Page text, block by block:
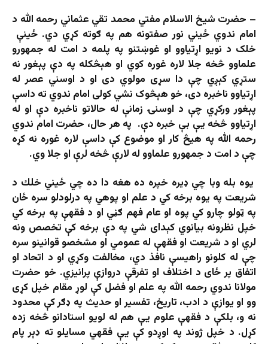
– حضرت شيخ الاسلام مفتي محمد تقي عثماني رحمه الله د
امام ندوي ځيني نور صفتونه هم په ګوته کړي دي. ځینې ​​
خلک د نویو اړتیاوو او غوښتنو په پلمه د امت له جمهورو
علماوو څخه جلا لاره غوره کوي او هېڅکله په دې پېغور نه
ستړي کېږي چې دا سړی مولوي دی او د اوسني عصر له
اړتیاوو ناخبره دی، خو هېڅوک نشي کولی امام ندوي ته داسې
پېغور ورکړي چې د اوسنۍ زمانې له حالاتو ناخبره دې او له
اړتیاوو څخه یې بې خبره دې. په هر حال، حضرت امام ندوي
رحمه الله په هیڅ کار او موضوع کې داسې لاره غوره نه کړه
چې د امت د جمهورو علماوو له لارې څخه لرې او جلا وي.
يوه بله وبا چي ډيره خپره ده هغه دا ده چي ځيني خلك د
شريعت په يوه برخه كي د علم او پوهي په درلودلو سره ځان
په ټولو چارو كي پوه او عام فهم ګڼي او د فقهې په برخه كي
خپل نظرونه بيانوي کېدای شي په دې برخه کې تخصص ونه
لري او د شریعت او فقهې له عمومي او مشخصو قوانینو سره
چې له کلونو راهیسې نافذ دي، مخالفت وکړي او د اتحاد او
اتفاق پر ځای د اختلاف او تفرقې دروازې پرانیزي. خو حضرت
مولانا ندوي رحمه الله په علم او فضل کې لوړ مقام خپل کړی
وو او یوازې د ادب، تاریخ، تفسیر او حدیث په ډګر کې محدود
نه و، بلکې د فقهې علوم یې هم له لویو استادانو څخه زده
کړل. د خپل ژوند په اوږدو کې يې فقهي مسايلو ته ډېر پام